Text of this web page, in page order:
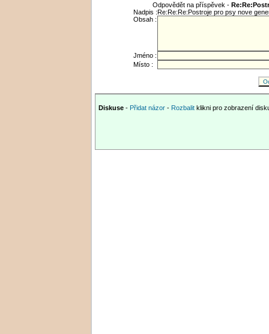
Odpovědět na příspěvek -
Nadpis :Re:Re:Re:Postroje pro psy nove
Obsah :
Jméno :
Místo :
Diskuse - Přidat názor - Rozbalit klikni pro zobrazení